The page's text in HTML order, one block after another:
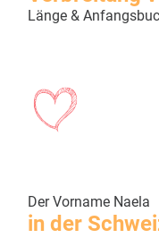
Länge &
Der Vorname Naela
in der